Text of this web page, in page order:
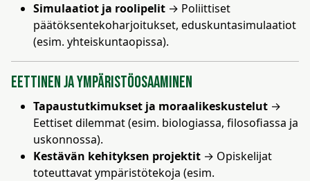
Simulaatiot ja roolipelit → Poliittiset
päätöksentekoharjoitukset, eduskuntasimulaatiot
(esim. yhteiskuntaopissa).
Eettinen ja ympäristöosaaminen
Tapaustutkimukset ja moraalikeskustelut →
Eettiset dilemmat (esim. biologiassa, filosofiassa ja
uskonnossa).
Kestävän kehityksen projektit → Opiskelijat
toteuttavat ympäristötekoja (esim.